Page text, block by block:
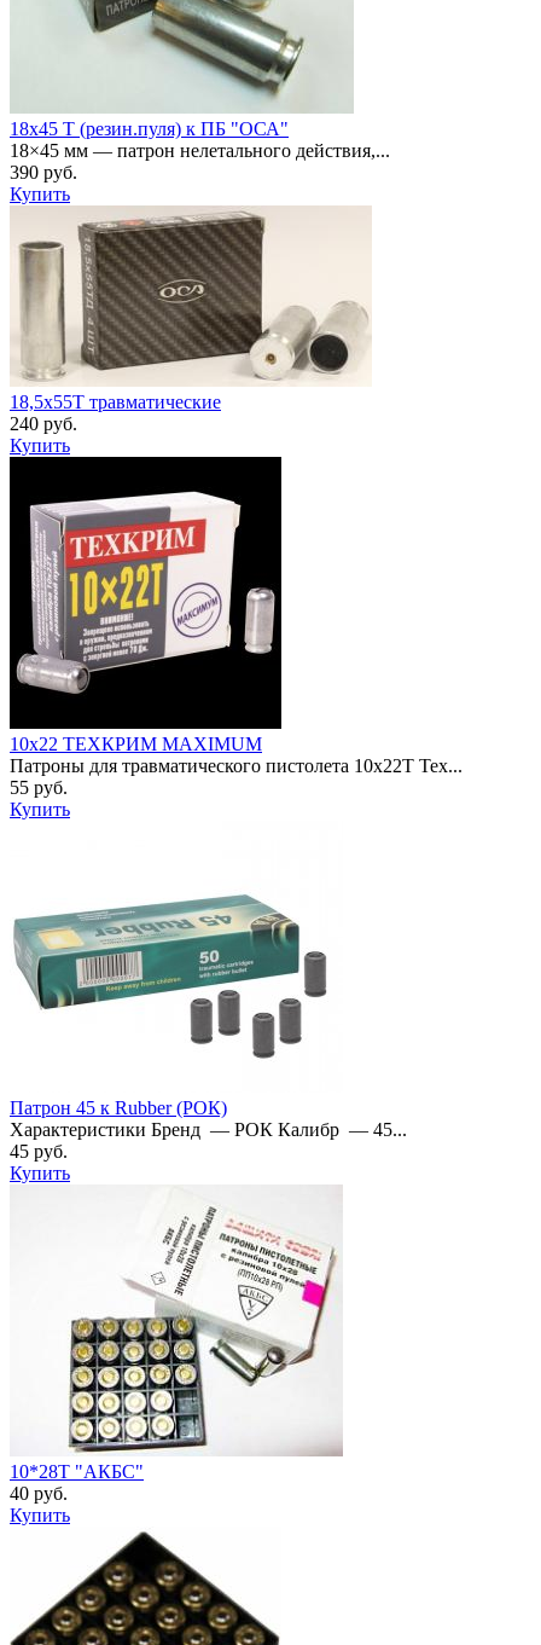
18х45 Т (резин.пуля) к ПБ "ОСА"
18×45 мм — патрон нелетального действия,...
390 руб.
Купить
18,5х55Т травматические
240 руб.
Купить
10х22 ТЕХКРИМ MAXIMUM
Патроны для травматического пистолета 10х22Т Тех...
55 руб.
Купить
Патрон 45 к Rubber (РОК)
Характеристики Бренд — РОК Калибр — 45...
45 руб.
Купить
10*28Т "АКБС"
40 руб.
Купить